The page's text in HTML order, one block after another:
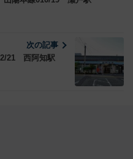
次の記事
21 西阿知駅